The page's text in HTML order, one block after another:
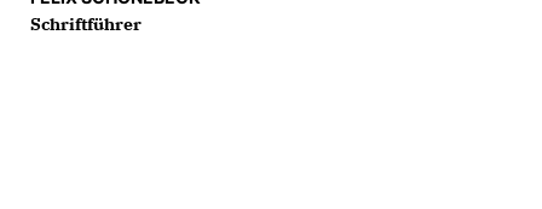
Schriftführer